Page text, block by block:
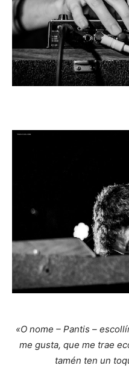
«O nome – Pantis –
me gusta, que me trae
tamén ten un